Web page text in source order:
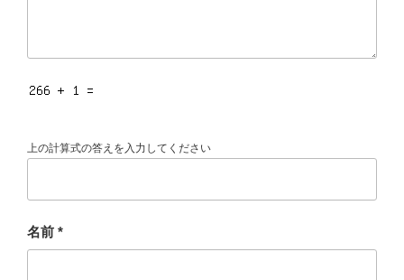
上の計算式の答えを入力してください
名前 *